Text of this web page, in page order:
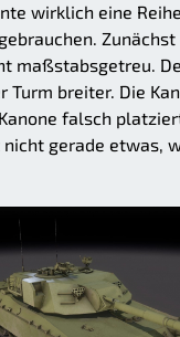
wirklich eine
maßstabsgetreu.
Turm breiter. Die
falsch
gerade etwas,